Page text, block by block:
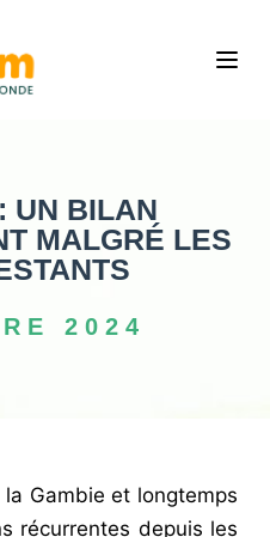
UN BILAN
MALGRÉ LES
2024
Gambie et longtemps
récurrentes depuis les